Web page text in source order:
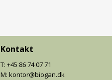
Kontakt
T: +45 86 74 07 71
M: kontor@biogan.dk